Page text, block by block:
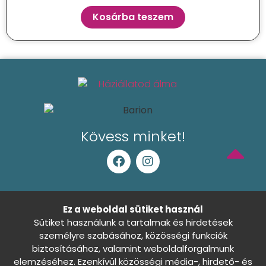
Kosárba teszem
Kövess minket!
Általános Szerződési Feltételek
Adatkezelési tájékoztató
Sütibeállítások Nincs döntés
Ez a weboldal sütiket használ
Sütiket használunk a tartalmak és hirdetések
személyre szabásához, közösségi funkciók
biztosításához, valamint weboldalforgalmunk
elemzéséhez. Ezenkívül közösségi média-, hirdető- és